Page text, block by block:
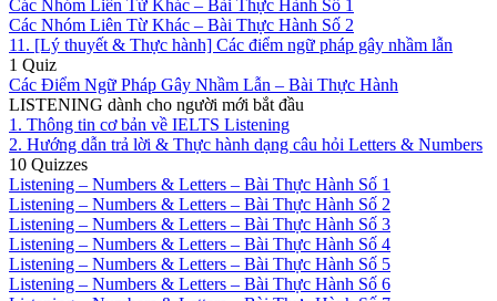
Các Nhóm Liên Từ Khác – Bài Thực Hành Số 1
Các Nhóm Liên Từ Khác – Bài Thực Hành Số 2
11. [Lý thuyết & Thực hành] Các điểm ngữ pháp gây nhầm lẫn
1 Quiz
Các Điểm Ngữ Pháp Gây Nhầm Lẫn – Bài Thực Hành
LISTENING dành cho người mới bắt đầu
1. Thông tin cơ bản về IELTS Listening
2. Hướng dẫn trả lời & Thực hành dạng câu hỏi Letters & Numbers
10 Quizzes
Listening – Numbers & Letters – Bài Thực Hành Số 1
Listening – Numbers & Letters – Bài Thực Hành Số 2
Listening – Numbers & Letters – Bài Thực Hành Số 3
Listening – Numbers & Letters – Bài Thực Hành Số 4
Listening – Numbers & Letters – Bài Thực Hành Số 5
Listening – Numbers & Letters – Bài Thực Hành Số 6